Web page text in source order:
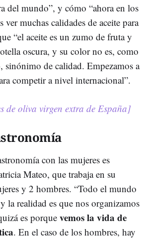
del mundo”, y cómo “ahora en los
ver muchas calidades de aceite para
“el aceite es un zumo de fruta y
oscura, y su color no es, como
sinónimo de calidad. Empezamos a
competir a nivel internacional”.
de oliva virgen extra de España]
con las mujeres es
Mateo, que trabaja en su
y 2 hombres. “Todo el mundo
la realidad es que nos organizamos
es porque vemos la vida de
. En el caso de los hombres, hay